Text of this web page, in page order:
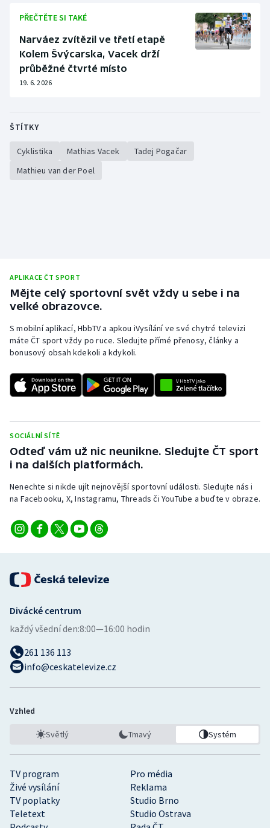
Stolní tenis
Triatlon
Veslování
Ostatní
PŘEČTĚTE SI TAKÉ
Narváez zvítězil ve třetí etapě
Kolem Švýcarska, Vacek drží
průběžné čtvrté místo
19. 6. 2026
ŠTÍTKY
Cyklistika Mathias Vacek
Tadej Pogačar
Mathieu van der Poel
APLIKACE ČT SPORT
Mějte celý sportovní svět vždy u sebe i na
velké obrazovce.
S mobilní aplikací, HbbTV a apkou iVysílání ve své chytré televizi
máte ČT sport vždy po ruce. Sledujte přímé přenosy, články a
bonusový obsah kdekoli a kdykoli.
SOCIÁLNÍ SÍTĚ
Odteď vám už nic neunikne. Sledujte ČT sport
i na dalších platformách.
Nenechte si nikde ujít nejnovější sportovní události. Sledujte nás i
na Facebooku, X, Instagramu, Threads či YouTube a buďte v obraze.
TV program
Pro média
Živé vysílání
Reklama
TV poplatky
Studio Brno
Teletext
Studio Ostrava
Divácké centrum
každý všední den:8:00—16:00 hodin
261 136 113
info@ceskatelevize.cz
Vzhled
Světlý Tmavý Systém